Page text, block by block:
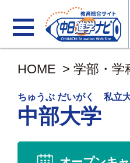
HOME > 学部・学
ちゅうぶ だいがく 私立
中部大学